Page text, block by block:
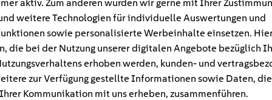
aktiv. Zum anderen würden wir gerne mit Ihrer
weitere Technologien für individuelle Auswertungen und
sowie personalisierte Werbeinhalte einsetzen.
die bei der Nutzung unserer digitalen Angebote bezüglich
erhoben werden, kunden- und
zur Verfügung gestellte Informationen sowie Daten,
Kommunikation mit uns erheben, zusammenführen.